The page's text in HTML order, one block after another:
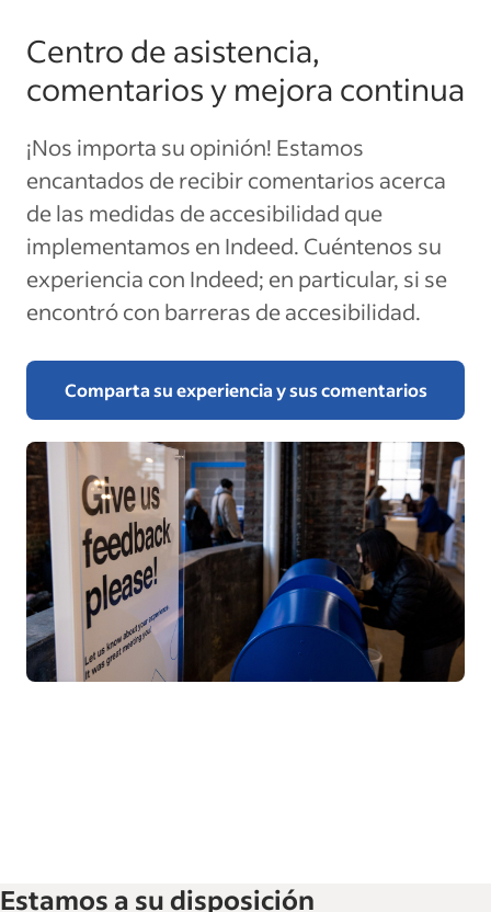
Centro de asistencia,
comentarios y mejora continua
¡Nos importa su opinión! Estamos
encantados de recibir comentarios acerca
de las medidas de accesibilidad que
implementamos en Indeed. Cuéntenos su
experiencia con Indeed; en particular, si se
encontró con barreras de accesibilidad.
Comparta su experiencia y sus comentarios
Estamos a su disposición